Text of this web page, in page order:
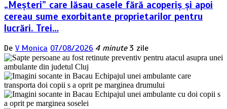
„Meșteri” care lăsau casele fără acoperiș și apoi
cereau sume exorbitante proprietarilor pentru
lucrări. Trei…
De V Monica 07/08/2026 4 minute 3 zile